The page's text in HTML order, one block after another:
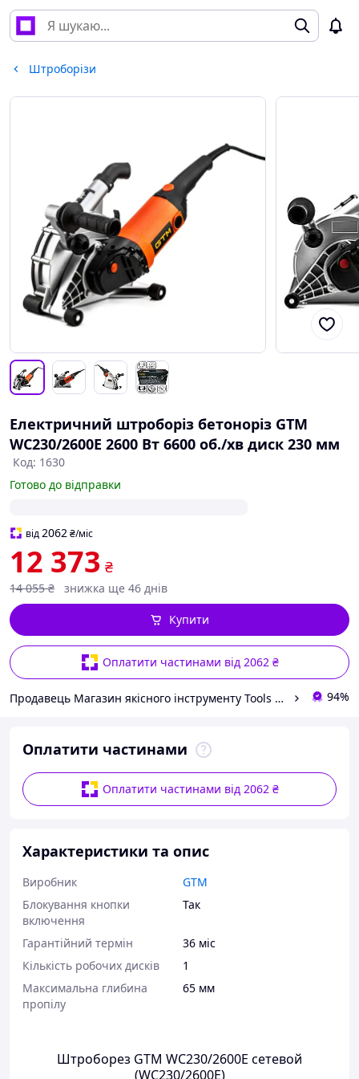
Штроборізи
Електричний штроборіз бетоноріз GTM
WC230/2600E 2600 Вт 6600 об./хв диск 230 мм
Код: 1630
Готово до відправки
від2062₴/міс
12 373 ₴
14 055 ₴ знижка ще 46 днів
Оплатити частинами від 2062 ₴
Купити
Продавець Магазин якісного інструменту Tools Shop 24/7 94%
Оплатити частинами
Оплатити частинами від 2062 ₴
Характеристики та опис
Виробник
GTM
Блокування кнопки
включення
Так
Гарантійний термін
36 міс
Кількість робочих дисків
1
Максимальна глибина
пропілу
65 мм
Штроборез GTM WC230/2600E сетевой
(WC230/2600E)